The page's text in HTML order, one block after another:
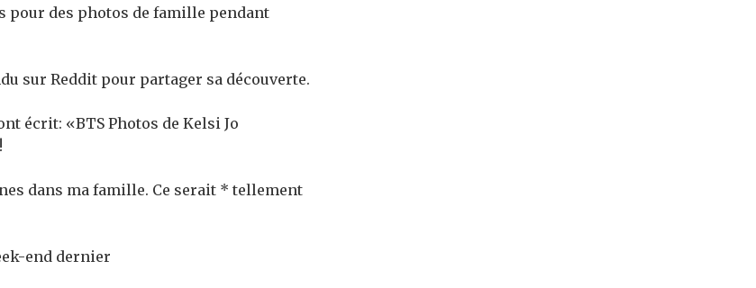
pour des photos de famille pendant
sur Reddit pour partager sa découverte.
écrit: «BTS Photos de Kelsi Jo
dans ma famille. Ce serait * tellement